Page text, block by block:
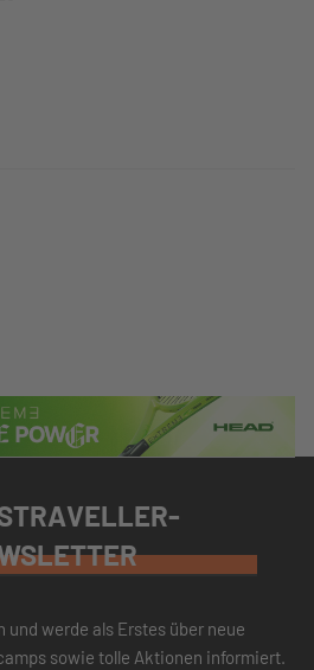
und werde als Erstes über neue
sowie tolle Aktionen informiert.